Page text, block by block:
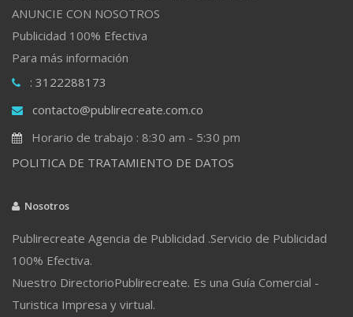
ANUNCIE CON NOSOTROS
Publicidad 100% Efectiva
Para más información
: 3122288173
contacto@publirecreate.com.co
Horario de trabajo : 8:30 am - 5:30 pm
POLITICA DE TRATAMIENTO DE DATOS
Nosotros
Publirecreate Agencia de Publicidad .Servicio de Publicidad
100% Efectiva.
Nuestro DirectorioPublirecreate. Es una Guía Comercial -
Turistica Impresa y virtual.